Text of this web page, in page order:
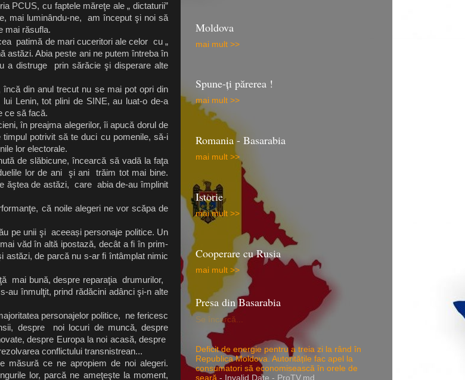
cu faptele măreţe ale „ dictaturii”
mai luminându-ne, am început şi noi să
mai răsufla.
patimă de mari cuceritori ale celor cu „
astăzi. Abia peste ani ne putem întreba în
a distruge prin sărăcie şi disperare alte
din anul trecut nu se mai pot opri din
Lenin, tot plini de SINE, au luat-o de-a
ce să facă.
în preajma alegerilor, îi apucă dorul de
potrivit să te duci cu pomenile, să-i
lor electorale.
de slăbicune, încearcă să vadă la faţa
lor de ani şi ani trăim tot mai bine.
ăştea de astăzi, care abia de-au împlinit
că noile alegeri ne vor scăpa de
unii şi aceeași personaje politice. Un
văd în altă ipostază, decât a fi în prim-
astăzi, de parcă nu s-ar fi întâmplat nimic
mai bună, despre reparaţia drumurilor,
au înmulţit, prind rădăcini adânci şi-n alte
personajelor politice, ne fericesc
despre noi locuri de muncă, despre
despre Europa la noi acasă, despre
conflictului transnistrean...
ce ne apropiem de noi alegeri.
lor, parcă ne ameţeşte la moment,
Moldova
mai mult >>
Spune-ţi părerea !
mai mult >>
Romania - Basarabia
mai mult >>
Istorie
mai mult >>
Cooperare cu Rusia
mai mult >>
Presa din Basarabia
Se încarcă...
Deficit de energie pentru a treia zi la rând în
Republica Moldova. Autoritățile fac apel la
consumatori să economisească în orele de
seară - Invalid Date - ProTV.md